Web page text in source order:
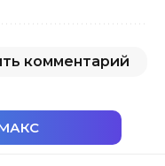
комментарий
МАКС